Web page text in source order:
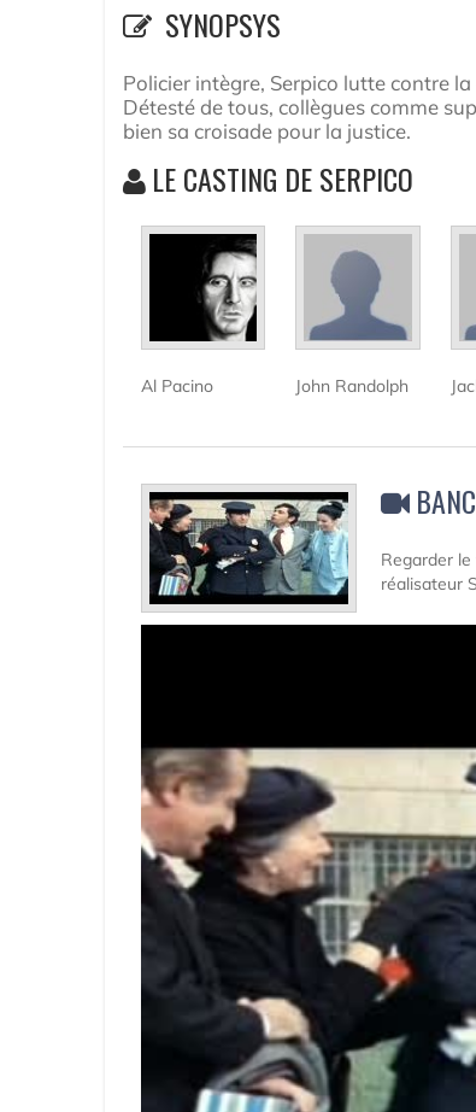
SYNOPSYS
Policier intègre, Serpico lutte contre
Détesté de tous, collègues comme
bien sa croisade pour la justice.
LE CASTING DE SERPICO
Al Pacino John Randolph
Regarder
réalisateur